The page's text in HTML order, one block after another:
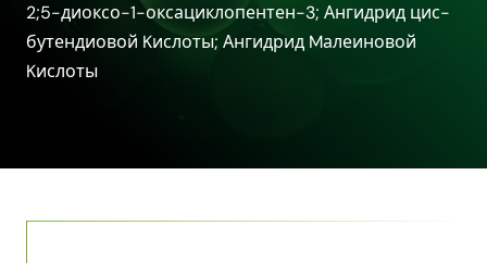
2;5-диоксо-1-оксациклопентен-3; Ангидрид цис-
бутендиовой Kислоты; Ангидрид Mалеиновой
Kислоты